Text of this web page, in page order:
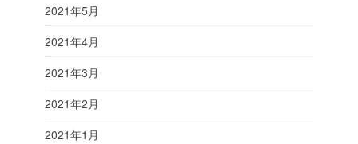
2021年5月
2021年4月
2021年3月
2021年2月
2021年1月